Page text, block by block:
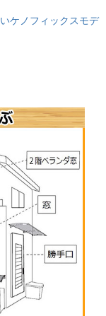
ケノフィックスモデ